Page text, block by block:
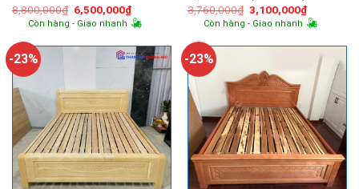
8,800,000₫ Giá
gốc
là:
6,500,000₫Giá
hiện
tại
6,500,000₫.
Còn hàng - Giao nhanh
3,760,000₫ Giá
gốc
là:
3,100,000₫Giá
hiện
tại
Còn hàng - Giao nhanh
-23% -23%